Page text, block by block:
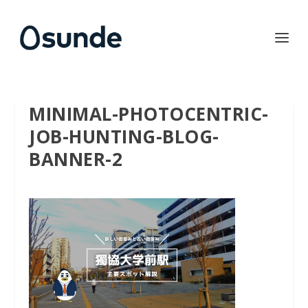
MINIMAL-PHOTOCENTRIC-
JOB-HUNTING-BLOG-
BANNER-2